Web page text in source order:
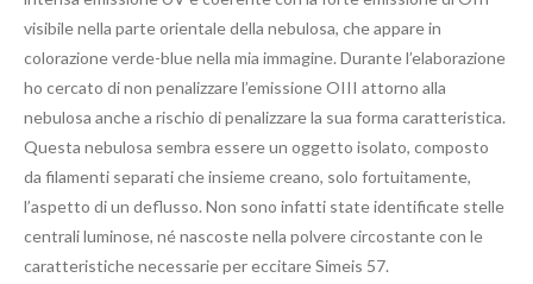
visibile nella parte orientale della nebulosa, che appare in
colorazione verde-blue nella mia immagine. Durante l’elaborazione
ho cercato di non penalizzare l’emissione OIII attorno alla
nebulosa anche a rischio di penalizzare la sua forma caratteristica.
Questa nebulosa sembra essere un oggetto isolato, composto
da filamenti separati che insieme creano, solo fortuitamente,
l’aspetto di un deflusso. Non sono infatti state identificate stelle
centrali luminose, né nascoste nella polvere circostante con le
caratteristiche necessarie per eccitare Simeis 57.